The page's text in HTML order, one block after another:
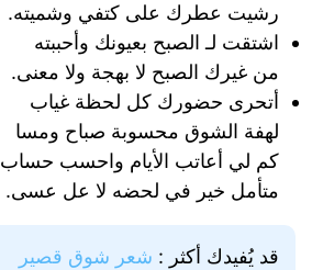
رشيت عطرك على كتفي وشميته.
اشتقت لـ الصبح بعيونك وأحببته
من غيرك الصبح لا بهجة ولا معنى.
أتحرى حضورك كل لحظة غياب
لهفة الشوق محسوبة صباح ومسا
كم لي أعاتب الأيام واحسب حساب
متأمل خير في لحضه لا عل عسى.
قد يُفيدك أكثر : شعر شوق قصير